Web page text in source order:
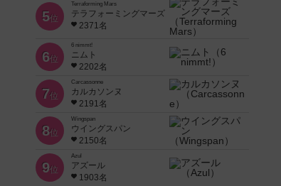
5位
Terraforming Mars
テラフォーミングマーズ
2371名
6位
6 nimmt!
ニムト
2202名
7位
Carcassonne
カルカソンヌ
2191名
8位
Wingspan
ウイングスパン
2150名
9位
Azul
アズール
1903名